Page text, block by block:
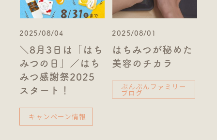
2025/08/04
＼8月3日は「はち
みつの日」／はち
みつ感謝祭2025
スタート！
キャンペーン情報
2025/08/01
はちみつが秘めた
美容のチカラ
ぶんぶんファミリー
ブログ